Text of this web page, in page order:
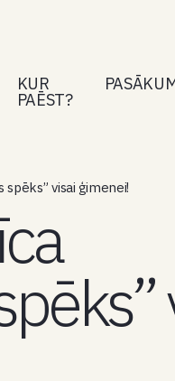
KUR
PAĒST?
visai ģimenei!